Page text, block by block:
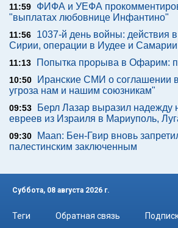
11:59
ФИФА и УЕФА
"выплатах любовнице Инфантино"
11:56
1037-й день войны: действия
Сирии, операции в Иудее и Самарии
11:13 Попытка прорыва в Офарим:
10:50
Иранские СМИ о соглашении
угроза нам и нашим союзникам"
09:53
Берл Лазар выразил надежду
евреев из Израиля в Мариуполь,
09:30
Maan: Бен-Гвир вновь
палестинским заключенным
Суббота, 08 августа 2026 г.
Теги Обратная связь